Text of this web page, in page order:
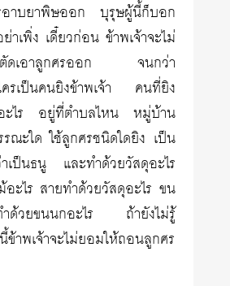
อาบยาพิษออก บุรุษผู้นี้ก็บอก
าเพิ่ง เดี๋ยวก่อน ข้าพเจ้าจะไม่
ตัดเอาลูกศรออก จนกว่า
ใครเป็นคนยิงข้าพเจ้า คนที่ยิง
ะไร อยู่ที่ตำบลไหน หมู่บ้าน
ณะใด ใช้ลูกศรชนิดใดยิง เป็น
เป็นธนู และทำด้วยวัสดุอะไร
ะไร สายทำด้วยวัสดุอะไร ขน
ำด้วยขนนกอะไร ถ้ายังไม่รู้
ข้าพเจ้าจะไม่ยอมให้ถอนลูกศร